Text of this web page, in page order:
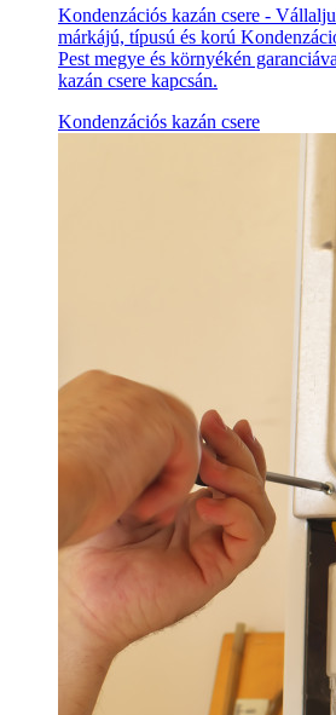
Kondenzációs kazán csere -
márkájú, típusú és korú
Pest megye és környékén
kazán csere kapcsán.
Kondenzációs kazán csere